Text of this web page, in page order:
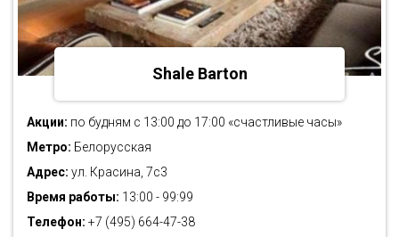
Shale Barton
Акции: по будням с 13:00 до 17:00 «счастливые часы»
Метро: Белорусская
Адрес: ул. Красина, 7с3
Время работы: 13:00 - 99:99
Телефон: +7 (495) 664-47-38